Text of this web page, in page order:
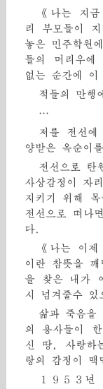
《나는 지금
리 부모들이
놓은 민주학원
들의 머리우에
없는 순간에 이
적들의 만행
…
저를 전선
양받은 옥순이
전선으로 탄
사상감정이 자
지키기 위해 목
전선으로 떠나
다.
《나는 이
이란 참뜻을
을 찾은 내가
시 넘겨줄수 있
삶과 죽음을
의 용사들이
신 땅, 사랑하
랑의 감정이 맥
１９５３년